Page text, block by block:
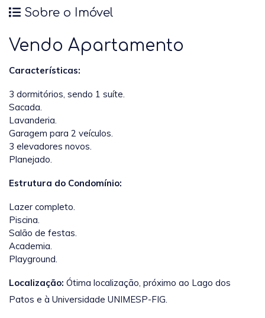
Sobre o Imóvel
Vendo Apartamento
Características:
3 dormitórios, sendo 1 suíte.
Sacada.
Lavanderia.
Garagem para 2 veículos.
3 elevadores novos.
Planejado.
Estrutura do Condomínio:
Lazer completo.
Piscina.
Salão de festas.
Academia.
Playground.
Localização: Ótima localização, próximo ao Lago dos
Patos e à Universidade UNIMESP-FIG.